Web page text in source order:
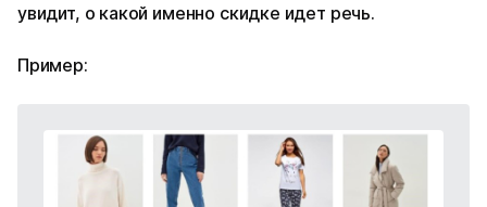
увидит, о какой именно скидке идет речь.
Пример: